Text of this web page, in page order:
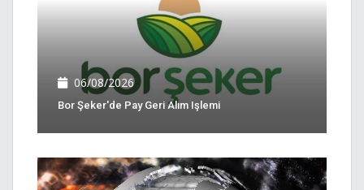
06/08/2026
Bor Şeker'de Pay Geri Alım Işlemi